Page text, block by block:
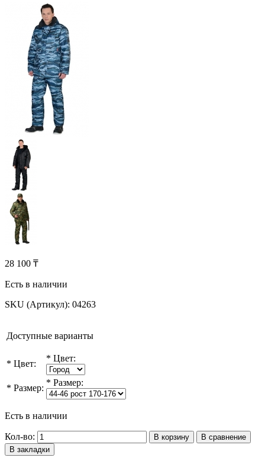
28 100 ₸
Есть в наличии
SKU (Артикул): 04263
Доступные варианты
* Цвет:
* Цвет:
* Размер:
* Размер:
Есть в наличии
Кол-во: В корзину
В сравнение
В закладки